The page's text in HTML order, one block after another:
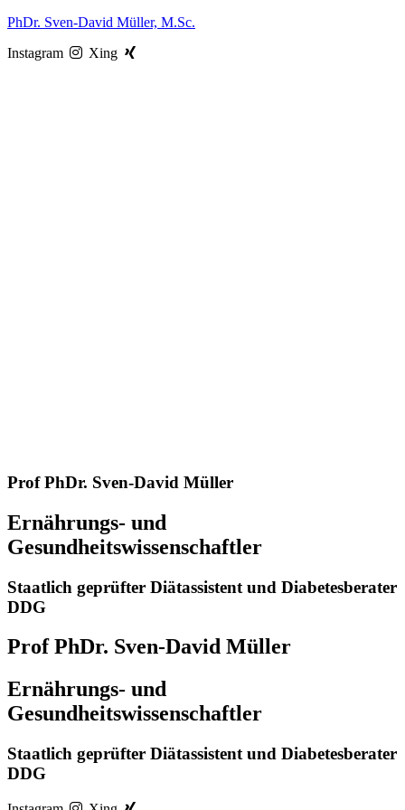
Zum
springen
PhDr. Sven-David Müller, M.Sc.
Instagram
Xing
Prof PhDr. Sven-David Müller
Ernährungs- und
Gesundheitswissenschaftler
Staatlich geprüfter Diätassistent und Diabetesberater
DDG
Prof PhDr. Sven-David Müller
Ernährungs- und
Gesundheitswissenschaftler
Staatlich geprüfter Diätassistent und Diabetesberater
DDG